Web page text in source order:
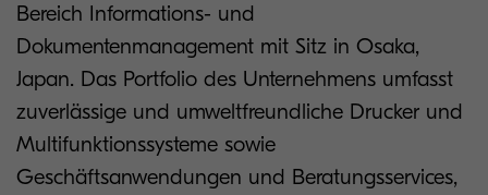
Bereich Informations- und
Dokumentenmanagement mit Sitz in Osaka,
Japan. Das Portfolio des Unternehmens umfasst
zuverlässige und umweltfreundliche Drucker und
Multifunktionssysteme sowie
Geschäftsanwendungen und Beratungsservices,